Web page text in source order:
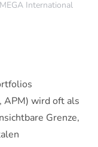
International
APM) wird oft als
Grenze,